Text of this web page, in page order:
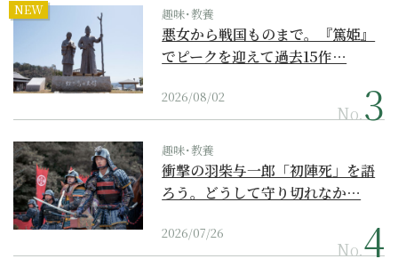
NEW 趣味･教養
悪女から戦国ものまで。『篤姫』
でピークを迎えて過去15作…
2026/08/02
No.
趣味･教養
衝撃の羽柴与一郎「初陣死」を語
ろう。どうして守り切れなか…
2026/07/26
No.